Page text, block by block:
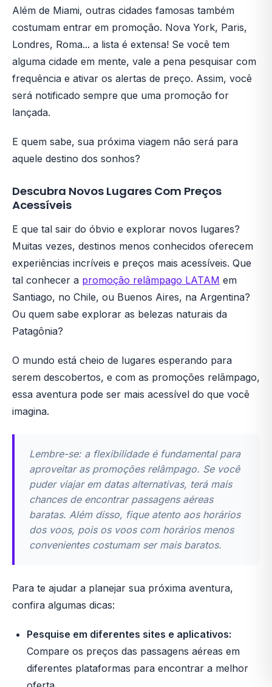
Além de Miami, outras cidades famosas também
costumam entrar em promoção. Nova York, Paris,
Londres, Roma... a lista é extensa! Se você tem
alguma cidade em mente, vale a pena pesquisar com
frequência e ativar os alertas de preço. Assim, você
será notificado sempre que uma promoção for
lançada.
E quem sabe, sua próxima viagem não será para
aquele destino dos sonhos?
Descubra Novos Lugares Com Preços
Acessíveis
E que tal sair do óbvio e explorar novos lugares?
Muitas vezes, destinos menos conhecidos oferecem
experiências incríveis e preços mais acessíveis. Que
tal conhecer a promoção relâmpago LATAM em
Santiago, no Chile, ou Buenos Aires, na Argentina?
Ou quem sabe explorar as belezas naturais da
Patagônia?
O mundo está cheio de lugares esperando para
serem descobertos, e com as promoções relâmpago,
essa aventura pode ser mais acessível do que você
imagina.
Lembre-se: a flexibilidade é fundamental para
aproveitar as promoções relâmpago. Se você
puder viajar em datas alternativas, terá mais
chances de encontrar passagens aéreas
baratas. Além disso, fique atento aos horários
dos voos, pois os voos com horários menos
convenientes costumam ser mais baratos.
Para te ajudar a planejar sua próxima aventura,
confira algumas dicas:
Pesquise em diferentes sites e aplicativos:
Compare os preços das passagens aéreas em
diferentes plataformas para encontrar a melhor